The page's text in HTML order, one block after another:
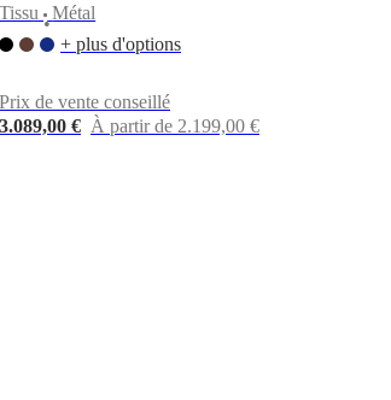
Tissu
•
Métal
+ plus d'options
Prix de vente conseillé
3.089,00 € À partir de 2.199,00 €